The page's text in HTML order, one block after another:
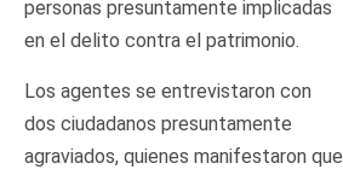
personas presuntamente implicadas
en el delito contra el patrimonio.
Los agentes se entrevistaron con
dos ciudadanos presuntamente
agraviados, quienes manifestaron que